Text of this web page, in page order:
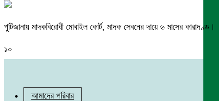
পুটিজানায় মাদকবিরোধী মোবাইল কোর্ট, মাদক সেবনের দায়ে ৬ মাসের কারাদণ্ড।
১০
আমাদের পরিবার